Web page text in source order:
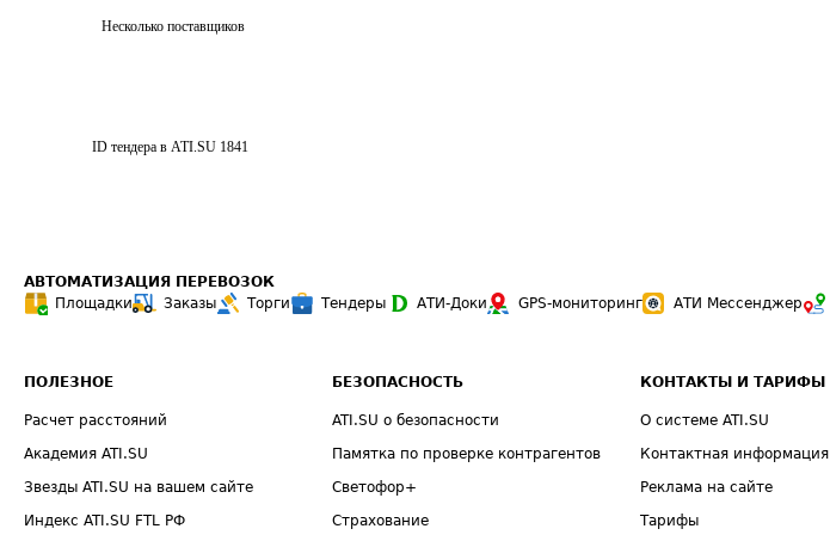
Несколько поставщиков
ID тендера в ATI.SU 1841
АВТОМАТИЗАЦИЯ ПЕРЕВОЗОК
Площадки
Заказы Торги Тендеры АТИ-Доки GPS-мониторинг АТИ Мессенджер
ПОЛЕЗНОЕ
Расчет расстояний
Академия ATI.SU
Звезды ATI.SU на вашем сайте
Индекс ATI.SU FTL РФ
БЕЗОПАСНОСТЬ
ATI.SU о безопасности
Памятка по проверке контрагентов
Светофор+
Страхование
КОНТАКТЫ И ТАРИФЫ
О системе ATI.SU
Контактная информация
Реклама на сайте
Тарифы